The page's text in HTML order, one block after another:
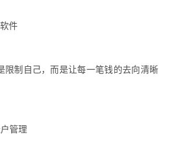
件
制自己，而是让每一笔钱的去向清晰
管理